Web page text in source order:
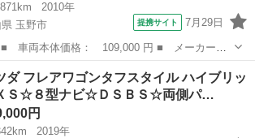
2010年
県 玉野市
提携サイト 7月29日
： ＡＺワゴン ■ グレード名： ＸＳスペ
ー ４ＷＤ 純正ＡＷ ＰＷ ＰＳ ■ 排気
AZ-ワゴン
ダ フレアワゴンタフスタイル ハイブリッ
Ｓ☆８型ナビ☆ＤＳＢＳ☆両側パ…
円
2019年